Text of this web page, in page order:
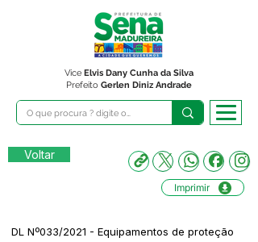
Prefeito Gerlen Diniz Andrade
Vice Elvis Dany Cunha da Silva
Voltar
Imprimir
DL Nº033/2021 - Equipamentos de proteção